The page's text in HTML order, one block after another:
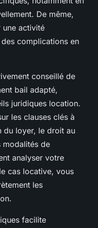
De même,
une activité
complications en
conseillé de
bail adapté,
juridiques location.
les clauses clés à
du loyer, le droit au
modalités de
analyser votre
cas locative, vous
les
facilite